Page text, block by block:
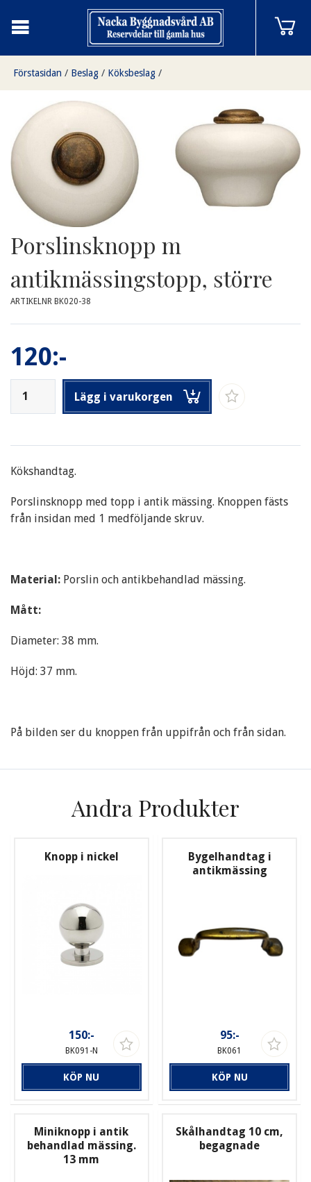
Förstasidan / Beslag / Köksbeslag /
Porslinsknopp m antikmässingstopp, större
Porslinsknopp m
antikmässingstopp, större
ARTIKELNR BK020-38
120:-
Lägg i varukorgen
Kökshandtag.
Porslinsknopp med topp i antik mässing. Knoppen fästs
från insidan med 1 medföljande skruv.
Material: Porslin och antikbehandlad mässing.
Mått:
Diameter: 38 mm.
Höjd: 37 mm.
På bilden ser du knoppen från uppifrån och från sidan.
Andra Produkter
Knopp i nickel
150:-
BK091-N
KÖP NU
Bygelhandtag i
antikmässing
95:-
BK061
KÖP NU
Miniknopp i antik
behandlad mässing.
13 mm
Skålhandtag 10 cm,
begagnade